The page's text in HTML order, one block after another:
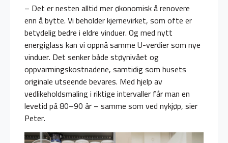
– Det er nesten alltid mer økonomisk å renovere
enn å bytte. Vi beholder kjernevirket, som ofte er
betydelig bedre i eldre vinduer. Og med nytt
energiglass kan vi oppnå samme U-verdier som nye
vinduer. Det senker både støynivået og
oppvarmingskostnadene, samtidig som husets
originale utseende bevares. Med hjelp av
vedlikeholdsmaling i riktige intervaller får man en
levetid på 80–90 år – samme som ved nykjøp, sier
Peter.